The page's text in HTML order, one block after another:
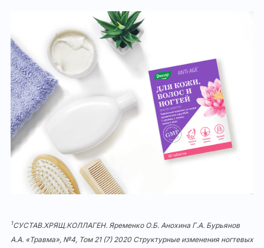
1СУСТАВ.ХРЯЩ.КОЛЛАГЕН. Яременко О.Б. Анохина Г.А. Бурьянов
А.А. «Травма», №4, Том 21 (7) 2020 Структурные изменения ногтевых